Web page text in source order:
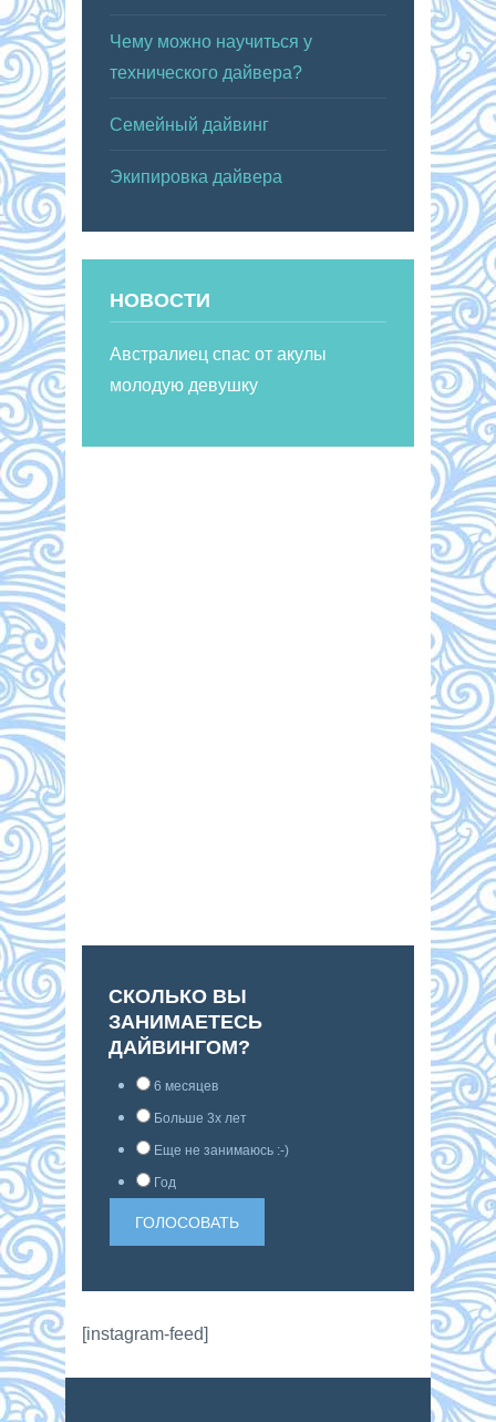
Чему можно научиться у
технического дайвера?
Семейный дайвинг
Экипировка дайвера
НОВОСТИ
Австралиец спас от акулы
молодую девушку
СКОЛЬКО ВЫ
ЗАНИМАЕТЕСЬ
ДАЙВИНГОМ?
6 месяцев
Больше 3х лет
Еще не занимаюсь :-)
Год
[instagram-feed]